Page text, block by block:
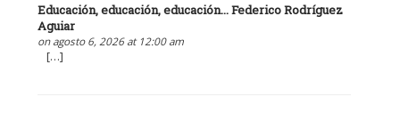
Educación, educación, educación... Federico Rodríguez
Aguiar
on agosto 6, 2026 at 12:00 am
[…]